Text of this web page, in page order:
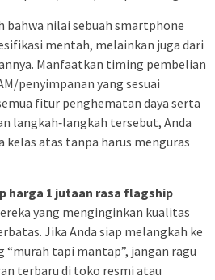
bahwa nilai sebuah smartphone
mentah, melainkan juga dari
Manfaatkan timing pembelian
penyimpanan yang sesuai
fitur penghematan daya serta
langkah‑langkah tersebut, Anda
atas tanpa harus menguras
harga 1 jutaan rasa flagship
yang menginginkan kualitas
Jika Anda siap melangkah ke
“murah tapi mantap”, jangan ragu
terbaru di toko resmi atau